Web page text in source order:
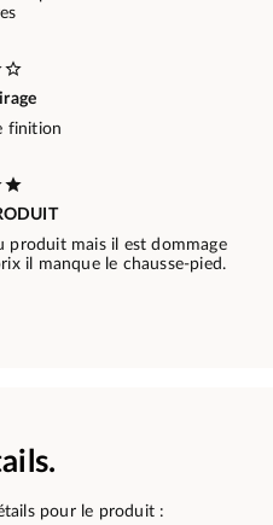
finition
produit mais il est dommage
il manque le chausse-pied.
pour le produit :